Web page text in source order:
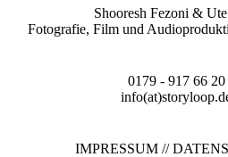
Shooresh Fezoni &
Fotografie, Film und
0179 - 917 66 20
IMPRESSUM//